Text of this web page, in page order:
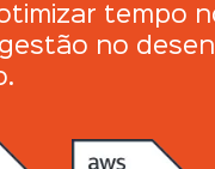
tempo
no